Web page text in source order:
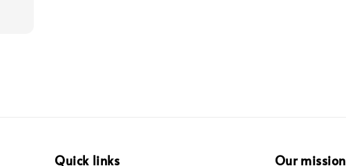
Quick links Our mission